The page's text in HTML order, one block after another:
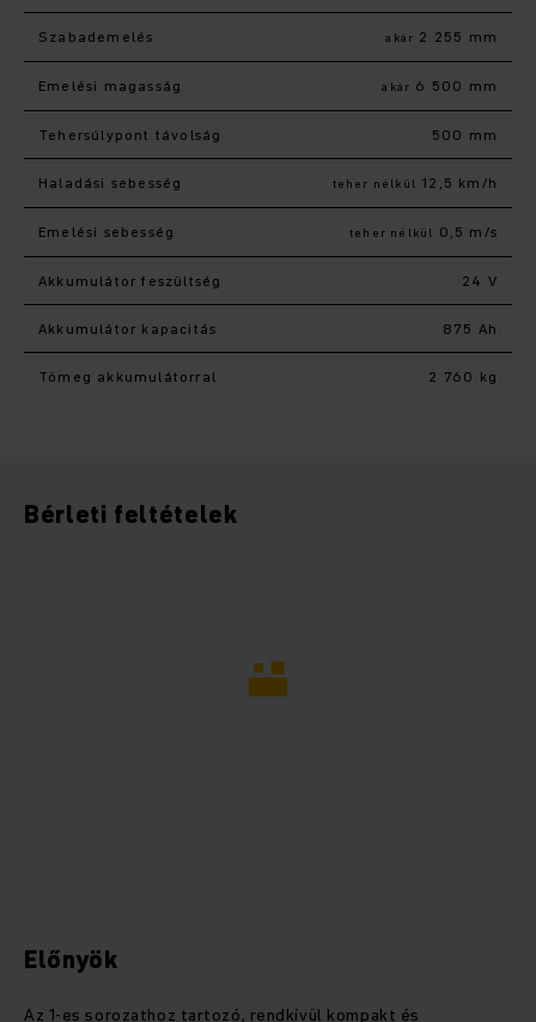
Szabademelés akár 2 255 mm
Emelési magasság akár 6 500 mm
Tehersúlypont távolság 500 mm
Haladási sebesség teher nélkül 12,5 km/h
Emelési sebesség teher nélkül 0,5 m/s
Akkumulátor feszültség 24 V
Akkumulátor kapacitás 875 Ah
Tömeg akkumulátorral 2 760 kg
Bérleti feltételek
Előnyök
Az 1-es sorozathoz tartozó, rendkívül kompakt és